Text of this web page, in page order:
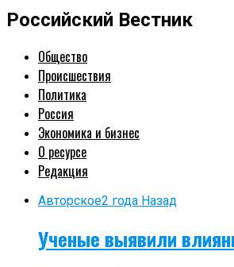
Российский Вестник
Общество
Происшествия
Политика
Россия
Экономика и бизнес
О ресурсе
Редакция
Авторское2 года Назад
Ученые выявили